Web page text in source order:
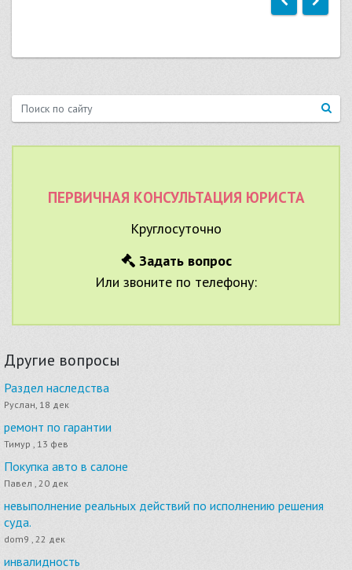
ПЕРВИЧНАЯ КОНСУЛЬТАЦИЯ ЮРИСТА
Круглосуточно
Задать вопрос
Или звоните по телефону:
Другие вопросы
Раздел наследства
Руслан, 18 дек
ремонт по гарантии
Тимур , 13 фев
Покупка авто в салоне
Павел , 20 дек
невыполнение реальных действий по исполнению решения
суда.
dom9 , 22 дек
инвалидность